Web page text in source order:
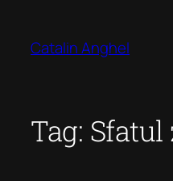
content
Catalin Anghel
Tag: Sfatul